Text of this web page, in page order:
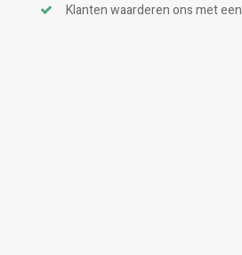
Klanten waarderen ons met een